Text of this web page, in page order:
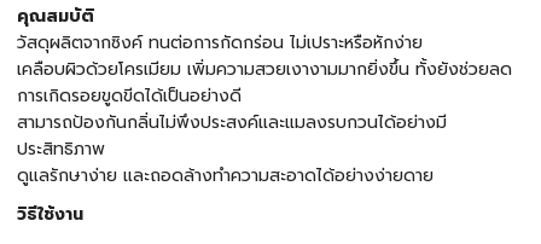
คุณสมบัติ
วัสดุผลิตจากซิงค์ ทนต่อการกัดกร่อน ไม่เปราะหรือหักง่าย
เคลือบผิวด้วยโครเมียม เพิ่มความสวยเงางามมากยิ่งขึ้น ทั้งยังช่วยลด
การเกิดรอยขูดขีดได้เป็นอย่างดี
สามารถป้องกันกลิ่นไม่พึงประสงค์และแมลงรบกวนได้อย่างมี
ประสิทธิภาพ
ดูแลรักษาง่าย และถอดล้างทำความสะอาดได้อย่างง่ายดาย
วิธีใช้งาน